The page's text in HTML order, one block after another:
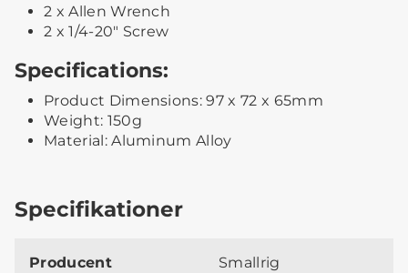
2 x Allen Wrench
2 x 1/4-20" Screw
Specifications:
Product Dimensions: 97 x 72 x 65mm
Weight: 150g
Material: Aluminum Alloy
Specifikationer
Producent Smallrig